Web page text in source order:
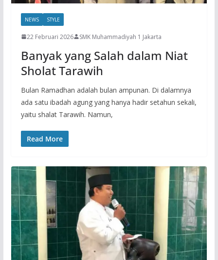
NEWS STYLE
22 Februari 2026 SMK Muhammadiyah 1 Jakarta
Banyak yang Salah dalam Niat
Sholat Tarawih
Bulan Ramadhan adalah bulan ampunan. Di dalamnya
ada satu ibadah agung yang hanya hadir setahun sekali,
yaitu shalat Tarawih. Namun,
Read More